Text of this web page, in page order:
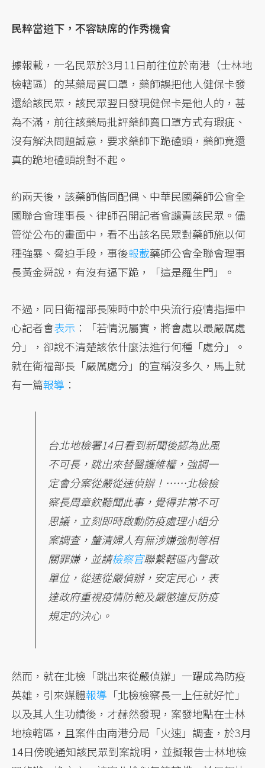
民粹當道下，不容缺席的作秀機會
據報載，一名民眾於3月11日前往位於南港（士林地
檢轄區）的某藥局買口罩，藥師誤把他人健保卡發
還給該民眾，該民眾翌日發現健保卡是他人的，甚
為不滿，前往該藥局批評藥師賣口罩方式有瑕疵、
沒有解決問題誠意，要求藥師下跪磕頭，藥師竟還
真的跪地磕頭說對不起。
約兩天後，該藥師偕同配偶、中華民國藥師公會全
國聯合會理事長、律師召開記者會譴責該民眾。儘
管從公布的畫面中，看不出該名民眾對藥師施以何
種強暴、脅迫手段，事後報載藥師公會全聯會理事
長黃金舜說，有沒有逼下跪，「這是羅生門」。
不過，同日衛福部長陳時中於中央流行疫情指揮中
心記者會表示 ：「若情況屬實，將會處以最嚴厲處
分」，卻說不清楚該依什麼法進行何種「處分」。
就在衛福部長「嚴厲處分」的宣稱沒多久，馬上就
有一篇報導 ：
台北地檢署14日看到新聞後認為此風
不可長，跳出來替醫護維權，強調一
定會分案從嚴從速偵辦！……北檢檢
察長周章欽聽聞此事，覺得非常不可
思議，立刻即時啟動防疫處理小組分
案調查，釐清婦人有無涉嫌強制等相
關罪嫌，並請檢察官聯繫轄區內警政
單位，從速從嚴偵辦，安定民心，表
達政府重視疫情防範及嚴懲違反防疫
規定的決心。
然而，就在北檢「跳出來從嚴偵辦」一躍成為防疫
英雄，引來媒體報導 「北檢檢察長一上任就好忙」
以及其人生功績後，才赫然發現，案發地點在士林
地檢轄區，且案件由南港分局「火速」調查，於3月
14日傍晚通知該民眾到案說明，並擬報告士林地檢